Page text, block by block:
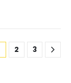
2 3